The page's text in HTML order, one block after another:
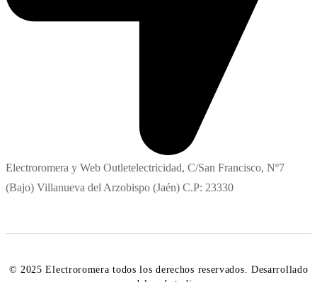
Electroromera y Web Outletelectricidad, C/San Francisco, Nº7
(Bajo) Villanueva del Arzobispo (Jaén) C.P: 23330
© 2025 Electroromera todos los derechos reservados. Desarrollado